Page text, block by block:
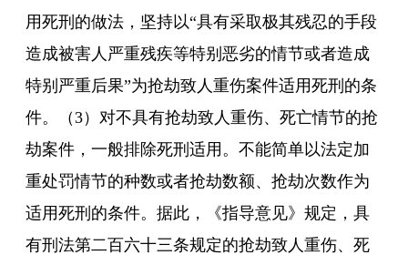
用死刑的做法，坚持以“具有采取极其残忍的手段
造成被害人严重残疾等特别恶劣的情节或者造成
特别严重后果”为抢劫致人重伤案件适用死刑的条
件。（3）对不具有抢劫致人重伤、死亡情节的抢
劫案件，一般排除死刑适用。不能简单以法定加
重处罚情节的种数或者抢劫数额、抢劫次数作为
适用死刑的条件。据此，《指导意见》规定，具
有刑法第二百六十三条规定的抢劫致人重伤、死